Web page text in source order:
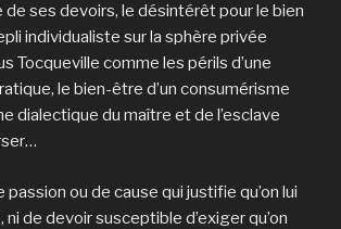
de ses devoirs, le désintérêt pour le bien
individualiste sur la sphère privée
Tocqueville comme les périls d’une
le bien-être d’un consumérisme
dialectique du maître et de l’esclave
passion ou de cause qui justifie qu’on lui
ni de devoir susceptible d’exiger qu’on